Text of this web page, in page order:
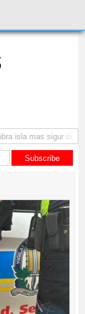
isla mas sigur di
Subscribe